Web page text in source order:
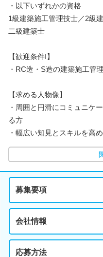
・以下いずれかの資格
1級建築施工管理技士／2級
二級建築士
【歓迎条件I】
・RC造・S造の建築施工管
【求める人物像】
・周囲と円滑にコミュニケ
る方
・幅広い知見とスキルを高
募集要項
会社情報
応募方法